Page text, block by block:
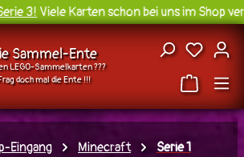
3!Viele Karten schon bei uns im Shop
Sammel-Ente
LEGO-Sammelkarten ???
doch mal die Ente !!!
Du
Eingang Minecraft Serie 1